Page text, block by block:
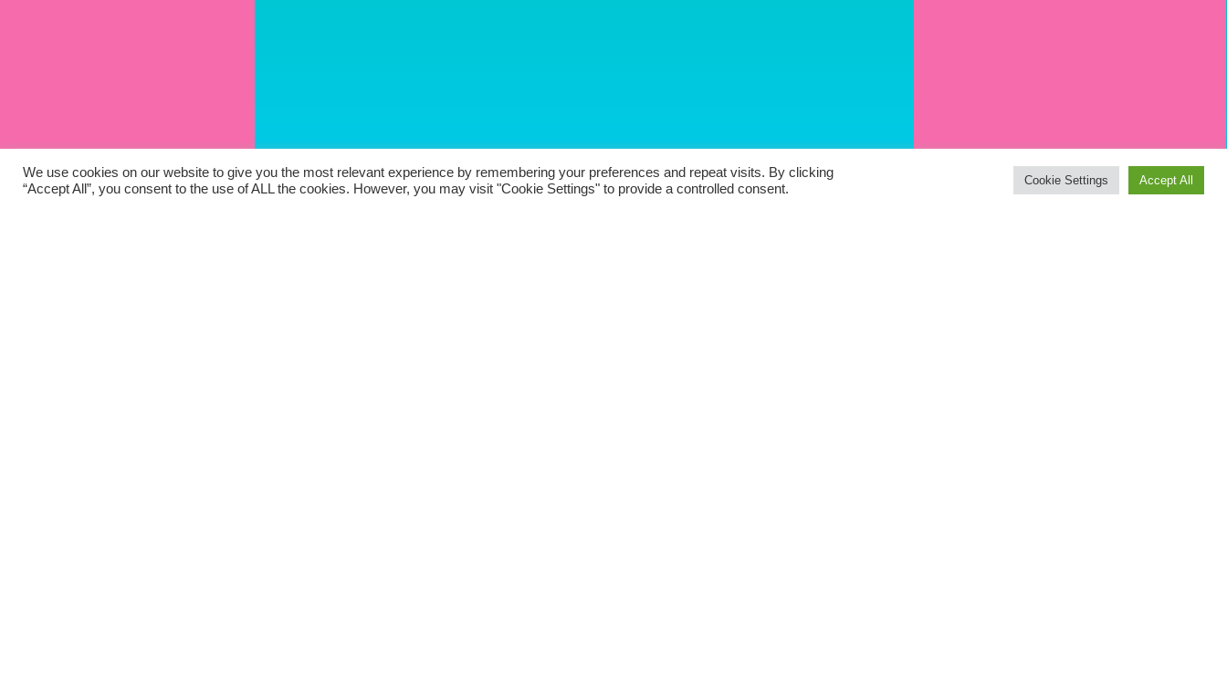
We use cookies on our website to give you the most relevant experience by remembering your preferences and repeat visits. By clicking
“Accept All”, you consent to the use of ALL the cookies. However, you may visit "Cookie Settings" to provide a controlled consent.
Cookie Settings Accept All